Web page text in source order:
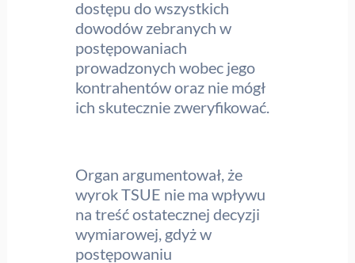
dostępu do wszystkich
dowodów zebranych w
postępowaniach
prowadzonych wobec jego
kontrahentów oraz nie mógł
ich skutecznie zweryfikować.
Organ argumentował, że
wyrok TSUE nie ma wpływu
na treść ostatecznej decyzji
wymiarowej, gdyż w
postępowaniu